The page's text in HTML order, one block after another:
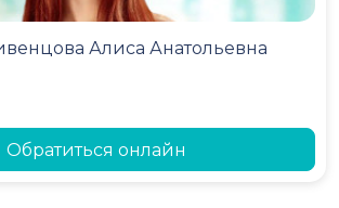
Алиса Анатольевна
Обратиться онлайн